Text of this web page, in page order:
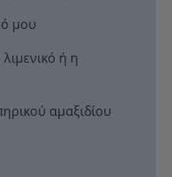
μου
ή η
αμαξιδίου